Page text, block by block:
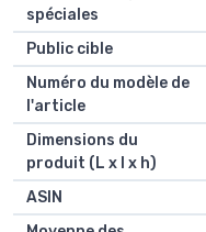
spéciales
Public cible
Numéro du modèle de
l'article
Dimensions du
produit (L x l x h)
ASIN